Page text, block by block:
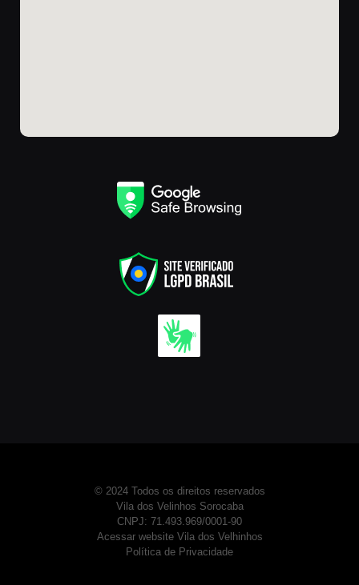
© 2024 Todos os direitos reservados
Vila dos Velinhos Sorocaba
CNPJ: 71.493.969/0001-90
Acessar website Vila dos Velhinhos
Política de Privacidade